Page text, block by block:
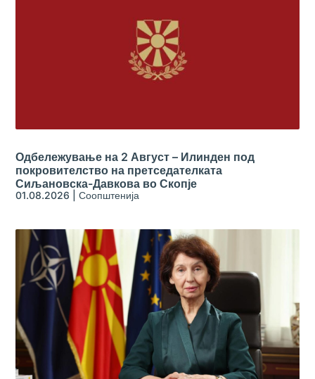
Одбележување на 2 Август – Илинден под
покровителство на претседателката
Сиљановска-Давкова во Скопје
01.08.2026 |Соопштенија